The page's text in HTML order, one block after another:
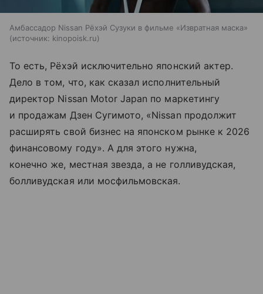
Амбассадор Nissan Рёхэй Сузуки в фильме «Извратная маска»
источник: kinopoisk.ru
То есть, Рёхэй исключительно японский актер.
Дело в том, что, как сказал исполнительный
директор Nissan Motor Japan по маркетингу
и продажам Дзен Сугимото, «Nissan продолжит
расширять свой бизнес на японском рынке к 2026
финансовому году». А для этого нужна,
конечно же, местная звезда, а не голливудская,
болливудская или мосфильмовская.